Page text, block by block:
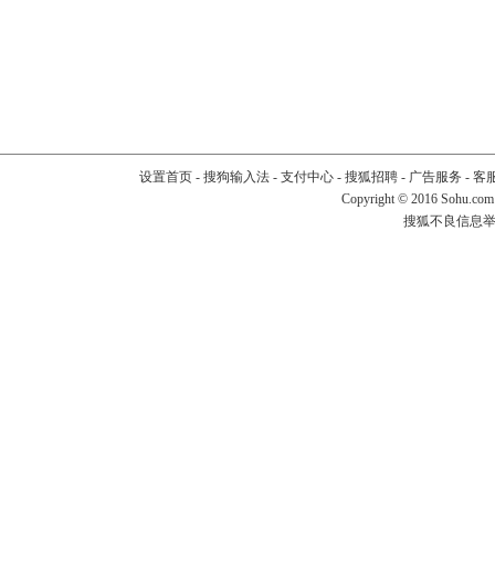
设置首页- 搜狗输入法- 支付中心- 搜狐招聘- 广告服务 - 客
Copyright © 2016
搜狐不良信息